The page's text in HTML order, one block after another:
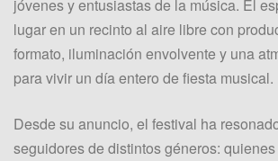
jóvenes y entusiastas de la música. El
lugar en un recinto al aire libre con
formato, iluminación envolvente y una
para vivir un día entero de fiesta musical.
Desde su anuncio, el festival ha
seguidores de distintos géneros: